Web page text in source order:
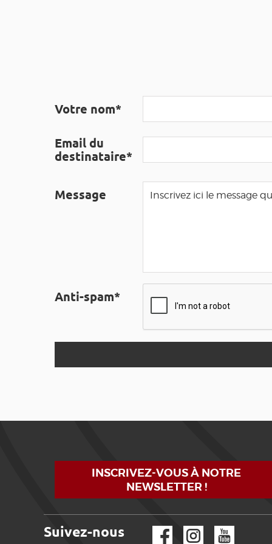
Votre nom*
Email du
destinataire*
Message
Anti-spam*
INSCRIVEZ-VOUS À NOTRE
NEWSLETTER !
Suivez-nous